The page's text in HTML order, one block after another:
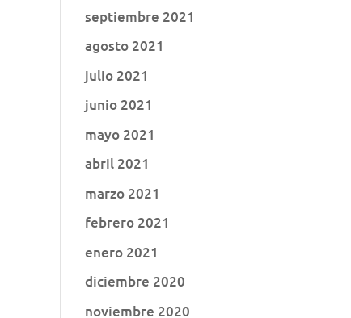
septiembre 2021
agosto 2021
julio 2021
junio 2021
mayo 2021
abril 2021
marzo 2021
febrero 2021
enero 2021
diciembre 2020
noviembre 2020